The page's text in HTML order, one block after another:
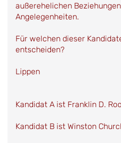
außerehelichen Beziehungen
Angelegenheiten.
Für welchen dieser
entscheiden?
Lippen
Kandidat A ist Franklin D.
Kandidat B ist Winston